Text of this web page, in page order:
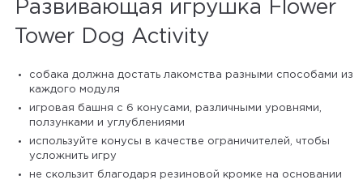
Развивающая игрушка Flower
Tower Dog Activity
собака должна достать лакомства разными способами из
каждого модуля
игровая башня с 6 конусами, различными уровнями,
ползунками и углублениями
используйте конусы в качестве ограничителей, чтобы
усложнить игру
не скользит благодаря резиновой кромке на основании